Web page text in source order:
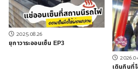
2025.08.26
ยุกาวาระออนเซ็น EP3
เดินกินที่โ